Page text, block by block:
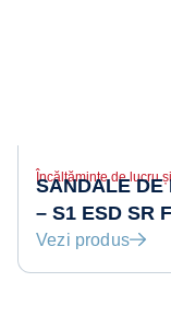
Încălțăminte de lucru
SANDALE DE
– S1 ESD SR
Vezi produs